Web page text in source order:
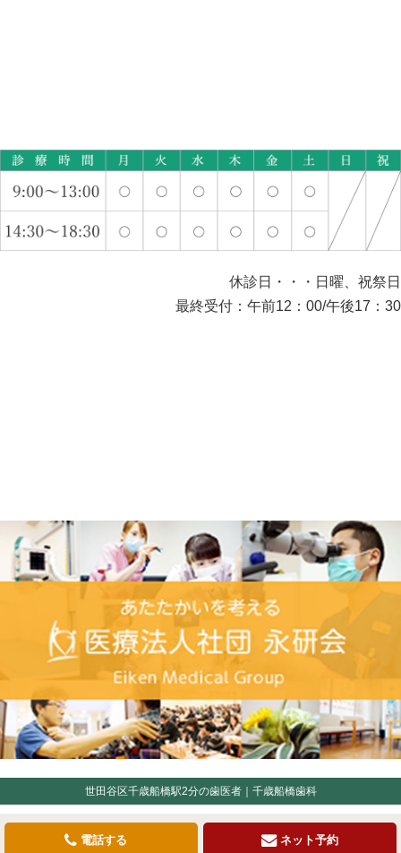
休診日・・・日曜、祝祭日
最終受付：午前12：00/午後17：30
世田谷区千歳船橋駅2分の歯医者｜千歳船橋歯科
電話する ネット予約